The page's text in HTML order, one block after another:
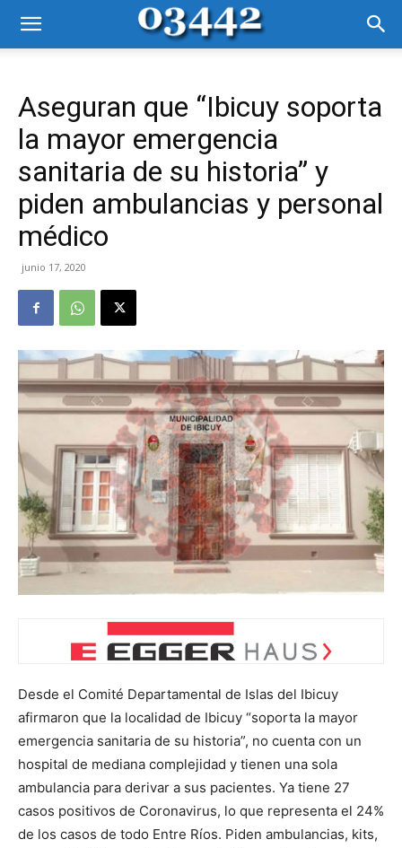
Aseguran que “Ibicuy soporta
la mayor emergencia
sanitaria de su historia” y
piden ambulancias y personal
médico
junio 17, 2020
Desde el Comité Departamental de Islas del Ibicuy
afirmaron que la localidad de Ibicuy “soporta la mayor
emergencia sanitaria de su historia”, no cuenta con un
hospital de mediana complejidad y tienen una sola
ambulancia para derivar a sus pacientes. Ya tiene 27
casos positivos de Coronavirus, lo que representa el 24%
de los casos de todo Entre Ríos. Piden ambulancias, kits,